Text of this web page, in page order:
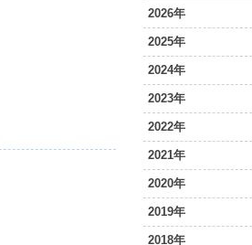
2026年
2025年
2024年
2023年
2022年
2021年
2020年
2019年
2018年